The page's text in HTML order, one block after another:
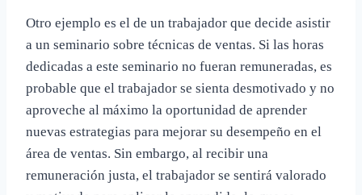
Otro ejemplo es el de un trabajador que decide asistir
a un seminario sobre técnicas de ventas. Si las horas
dedicadas a este seminario no fueran remuneradas, es
probable que el trabajador se sienta desmotivado y no
aproveche al máximo la oportunidad de aprender
nuevas estrategias para mejorar su desempeño en el
área de ventas. Sin embargo, al recibir una
remuneración justa, el trabajador se sentirá valorado